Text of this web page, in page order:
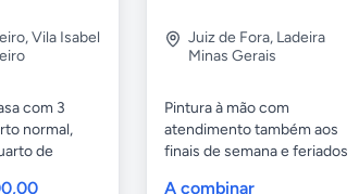
,Vila Isabel
com 3
normal,
de
Juiz de Fora, Ladeira
Minas Gerais
Pintura à mão com
atendimento também aos
finais de semana e feriados
A combinar